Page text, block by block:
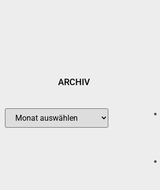
ARCHIV